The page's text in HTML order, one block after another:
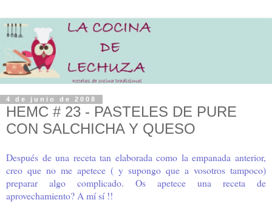
4 de junio de 2008
HEMC # 23 - PASTELES DE PURE
CON SALCHICHA Y QUESO
Después de una receta tan elaborada como la empanada anterior,
creo que no me apetece ( y supongo que a vosotros tampoco)
preparar algo complicado. Os apetece una receta de
aprovechamiento? A mí sí !!